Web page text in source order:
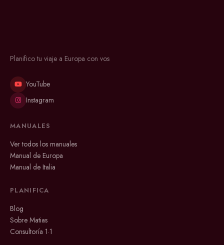
Planifico tu viaje a Europa con vos
YouTube
Instagram
MANUALES
Ver todos los manuales
Manual de Europa
Manual de Italia
PLANIFICA
Blog
Sobre Matias
Consultoría 1·1